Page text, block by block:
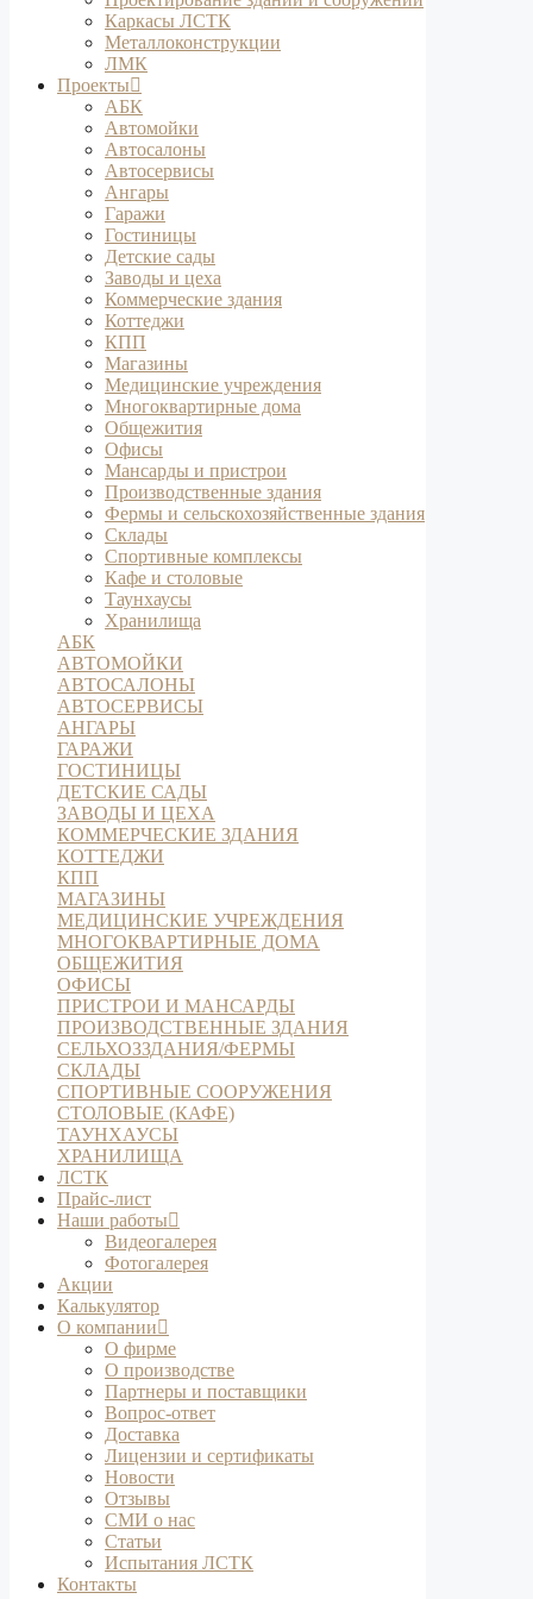
Каркасы ЛСТК
Металлоконструкции
ЛМК
Проекты
АБК
Автомойки
Автосалоны
Автосервисы
Ангары
Гаражи
Гостиницы
Детские сады
Заводы и цеха
Коммерческие здания
Коттеджи
КПП
Магазины
Медицинские учреждения
Многоквартирные дома
Общежития
Офисы
Мансарды и пристрои
Производственные здания
Фермы и сельскохозяйственные здания
Склады
Спортивные комплексы
Кафе и столовые
Таунхаусы
Хранилища
АБК
АВТОМОЙКИ
АВТОСАЛОНЫ
АВТОСЕРВИСЫ
АНГАРЫ
ГАРАЖИ
ГОСТИНИЦЫ
ДЕТСКИЕ САДЫ
ЗАВОДЫ И ЦЕХА
КОММЕРЧЕСКИЕ ЗДАНИЯ
КОТТЕДЖИ
КПП
МАГАЗИНЫ
МЕДИЦИНСКИЕ УЧРЕЖДЕНИЯ
МНОГОКВАРТИРНЫЕ ДОМА
ОБЩЕЖИТИЯ
ОФИСЫ
ПРИСТРОИ И МАНСАРДЫ
ПРОИЗВОДСТВЕННЫЕ ЗДАНИЯ
СЕЛЬХОЗЗДАНИЯ/ФЕРМЫ
СКЛАДЫ
СПОРТИВНЫЕ СООРУЖЕНИЯ
СТОЛОВЫЕ (КАФЕ)
ТАУНХАУСЫ
ХРАНИЛИЩА
ЛСТК
Прайс-лист
Наши работы
Видеогалерея
Фотогалерея
Акции
Калькулятор
О компании
О фирме
О производстве
Партнеры и поставщики
Вопрос-ответ
Доставка
Лицензии и сертификаты
Новости
Отзывы
СМИ о нас
Статьи
Испытания ЛСТК
Контакты